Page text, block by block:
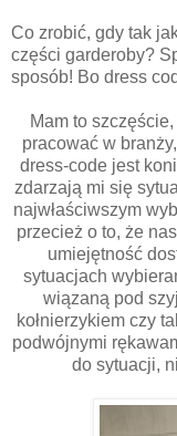
Co zrobić, gdy tak
części garderoby?
sposób! Bo dress
Mam to
pracować w
dress-code jest
zdarzają mi się
najwłaściwszym
przecież o to, że
umiejętność
sytuacjach
wiązaną pod
kołnierzykiem czy
podwójnymi
do sytuacji,